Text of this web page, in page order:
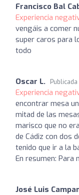
Francisco Bal
Experiencia
vengáis a comer
super caros para
todo
Oscar L. Publicada
Experiencia
encontrar mesa
mitad de las
marisco que no
de Cádiz con dos
tenido que ir a la
En resumen: Para
José Luis